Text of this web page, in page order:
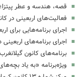
قصه، هندسه و عطر
فعالیت‌های اربعینی در
اجرای برنامه‌هایی برای اربعین در
اجرای برنامه‌های اربعینی در مرکز
برنامه‌های کانون
ویژه‌برنامه «به یاد بچه‌های میناب» در